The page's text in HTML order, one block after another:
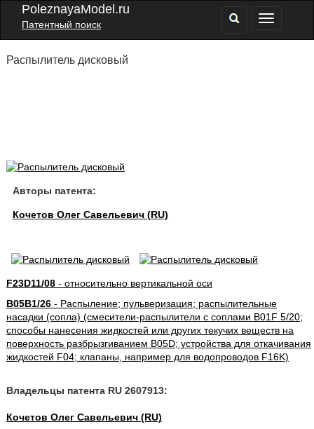
PoleznayaModel.ru
Патентный поиск
Распылитель дисковый
Авторы патента:
Кочетов Олег Савельевич (RU)
F23D11/08- относительно вертикальной оси
B05B1/26- Распыление; пульверизация; распылительные
насадки (сопла) (смесители-распылители с соплами B01F 5/20;
способы нанесения жидкостей или других текучих веществ на
поверхность разбрызгиванием B05D; устройства для откачивания
жидкостей F04; клапаны, например для водопроводов F16K)
Владельцы патента RU 2607913:
Кочетов Олег Савельевич (RU)